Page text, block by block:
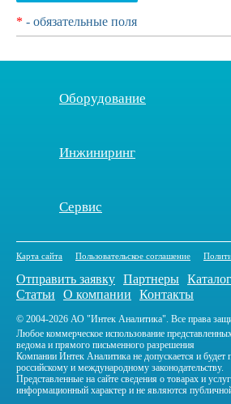
* - обязательные поля
Оборудование
Инжиниринг
Сервис
Карта сайта Пользовательское соглашение
Отправить заявку Партнеры
Статьи
О компании Контакты
© 2004-2026 АО "Интек Аналитика". Все права
Любое коммерческое использование
ведома и прямого письменного разрешения
Компании Интек Аналитика не допускается и будет
российскому и международному законодательству.
Представленные на сайте сведения о товарах и
информационный характер и не являются